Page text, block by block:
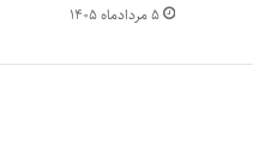
۵ مرداد‌ماه ۱۴۰۵